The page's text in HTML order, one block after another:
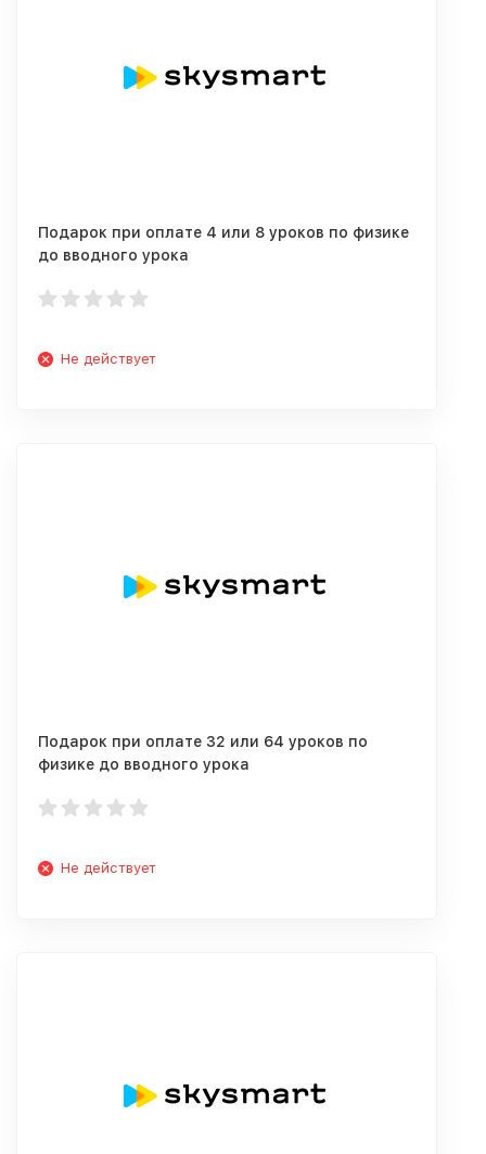
Подарок при оплате 4 или 8 уроков по физике
до вводного урока
Не действует
Подарок при оплате 32 или 64 уроков по
физике до вводного урока
Не действует